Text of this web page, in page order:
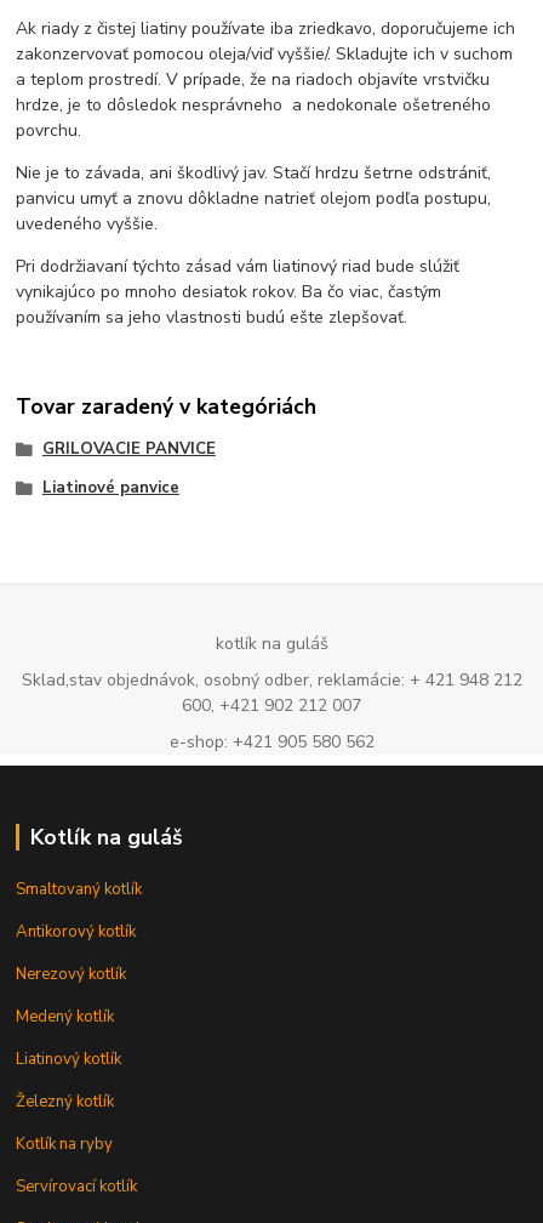
Ak riady z čistej liatiny používate iba zriedkavo, doporučujeme ich
zakonzervovať pomocou oleja/viď vyššie/. Skladujte ich v suchom
a teplom prostredí. V prípade, že na riadoch objavíte vrstvičku
hrdze, je to dôsledok nesprávneho a nedokonale ošetreného
povrchu.
Nie je to závada, ani škodlivý jav. Stačí hrdzu šetrne odstrániť,
panvicu umyť a znovu dôkladne natrieť olejom podľa postupu,
uvedeného vyššie.
Pri dodržiavaní týchto zásad vám liatinový riad bude slúžiť
vynikajúco po mnoho desiatok rokov. Ba čo viac, častým
používaním sa jeho vlastnosti budú ešte zlepšovať.
Tovar zaradený v kategóriách
GRILOVACIE PANVICE
Liatinové panvice
kotlík na guláš
Sklad,stav objednávok, osobný odber, reklamácie: + 421 948 212
600, +421 902 212 007
e-shop: +421 905 580 562
Kotlík na guláš
Smaltovaný kotlík
Antikorový kotlík
Nerezový kotlík
Medený kotlík
Liatinový kotlík
Železný kotlík
Kotlík na ryby
Servírovací kotlík